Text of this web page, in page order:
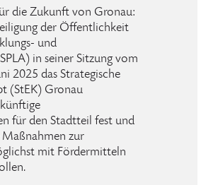
die Zukunft von Gronau:
der Öffentlichkeit
und
in seiner Sitzung vom
2025 das Strategische
(StEK) Gronau
künftige
für den Stadtteil fest und
zur
mit Fördermitteln